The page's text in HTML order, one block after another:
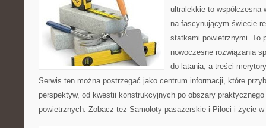
ultralekkie to
na fascynującym świecie
statkami powietrznymi. To
nowoczesne rozwiązania
do latania, a treści
Serwis ten można postrzegać jako centrum informacji, które
perspektyw, od kwestii konstrukcyjnych po obszary
powietrznych. Zobacz też Samoloty pasażerskie i Piloci i życie